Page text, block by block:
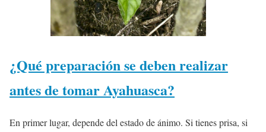
¿Qué preparación se deben realizar
antes de tomar Ayahuasca?
En primer lugar, depende del estado de ánimo. Si tienes prisa, si